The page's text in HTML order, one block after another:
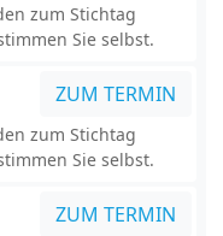
zum Stichtag
Sie selbst.
ZUM TERMIN
zum Stichtag
Sie selbst.
ZUM TERMIN